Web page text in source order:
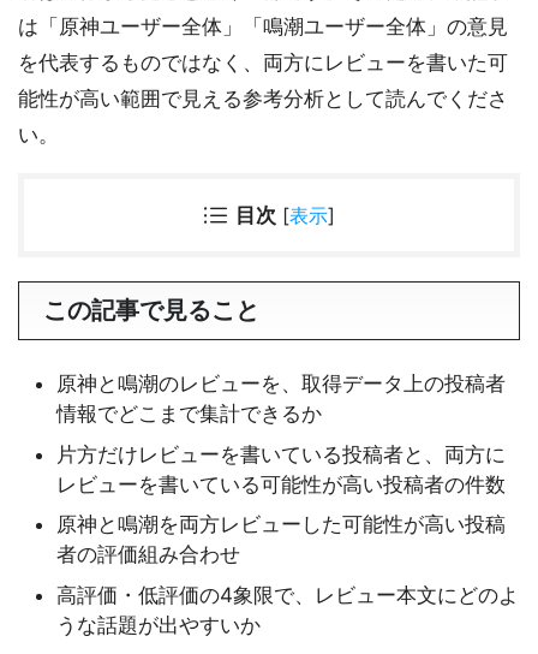
は「原神ユーザー全体」「鳴潮ユーザー全体」の意見
を代表するものではなく、両方にレビューを書いた可
能性が高い範囲で見える参考分析として読んでくださ
い。
目次 [表示]
この記事で見ること
原神と鳴潮のレビューを、取得データ上の投稿者
情報でどこまで集計できるか
片方だけレビューを書いている投稿者と、両方に
レビューを書いている可能性が高い投稿者の件数
原神と鳴潮を両方レビューした可能性が高い投稿
者の評価組み合わせ
高評価・低評価の4象限で、レビュー本文にどのよ
うな話題が出やすいか